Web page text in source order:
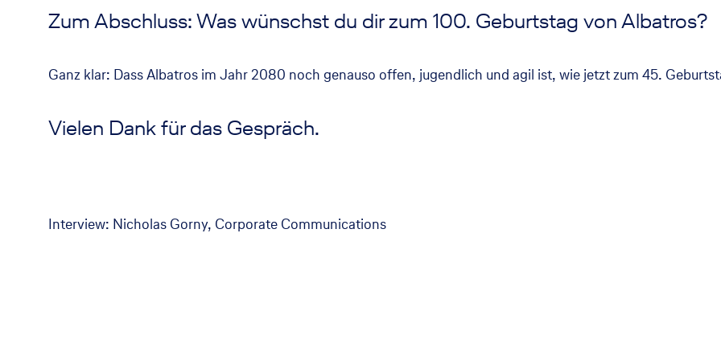
Zum Abschluss: Was wünschst du dir zum 100. Geburtstag von Albatros?
Ganz klar: Dass Albatros im Jahr 2080 noch genauso offen, jugendlich und agil ist, wie jetzt zum 45.
Vielen Dank für das Gespräch.
Interview: Nicholas Gorny, Corporate Communications